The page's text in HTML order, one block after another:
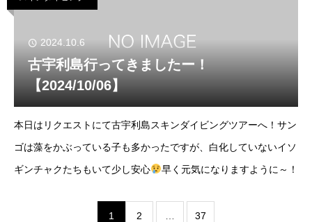
2024.10.6
古宇利島行ってきましたー！
【2024/10/06】
本日はリクエストにて古宇利島スキンダイビングツアーへ！サン
ゴは藻をかぶっている子も多かったですが、白化していないイソ
ギンチャクたちもいて少し安心
早く元気になりますように～！
1 2 37